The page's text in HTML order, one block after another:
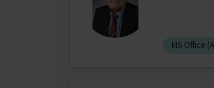
MS Office